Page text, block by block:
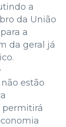
a
da União
a
da geral já
estão
permitirá